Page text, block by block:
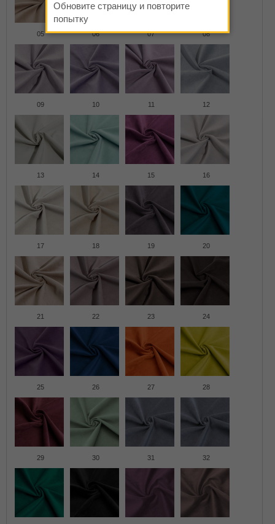
05 06 07 08
09 10 11 12
13 14 15 16
17 18 19 20
21 22 23 24
25 26 27 28
29 30 31 32
Обновите страницу и повторите
попытку